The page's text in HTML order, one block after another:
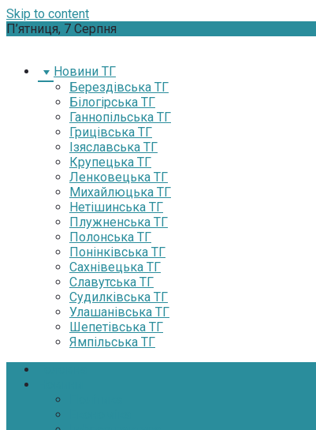
Skip to content
П’ятниця, 7 Серпня
Новини ТГ
Берездівська ТГ
Білогірська ТГ
Ганнопільська ТГ
Грицівська ТГ
Ізяславська ТГ
Крупецька ТГ
Ленковецька ТГ
Михайлюцька ТГ
Нетішинська ТГ
Плужненська ТГ
Полонська ТГ
Понінківська ТГ
Сахнівецька ТГ
Славутська ТГ
Судилківська ТГ
Улашанівська ТГ
Шепетівська ТГ
Ямпільська ТГ